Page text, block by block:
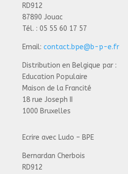
RD912
87890 Jouac
Tél. : 05 55 60 17 57
Email: contact.bpe@b-p-e.fr
Distribution en Belgique par :
Education Populaire
Maison de la Francité
18 rue Joseph II
1000 Bruxelles
Ecrire avec Ludo – BPE
Bernardan Cherbois
RD912